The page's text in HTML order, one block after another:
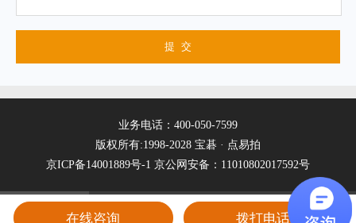
业务电话：400-050-7599
版权所有:1998-2028 宝碁 · 点易拍
京ICP备14001889号-1 京公网安备：11010802017592号
在线咨询 拨打电话